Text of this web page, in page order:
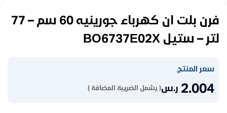
فرن بلت ان كهرباء جورينيه 60 سم – 77
لتر – ستيل BO6737E02X
سعر المنتج
2.004 ر.س( يشمل الضريبة المضافة )